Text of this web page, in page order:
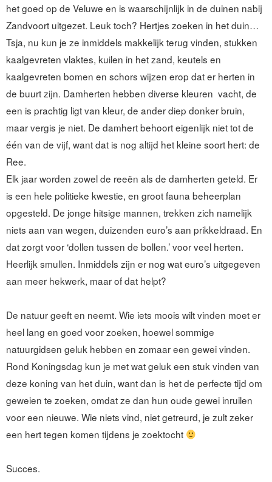
het goed op de Veluwe en is waarschijnlijk in de duinen nabij
Zandvoort uitgezet. Leuk toch? Hertjes zoeken in het duin…
Tsja, nu kun je ze inmiddels makkelijk terug vinden, stukken
kaalgevreten vlaktes, kuilen in het zand, keutels en
kaalgevreten bomen en schors wijzen erop dat er herten in
de buurt zijn. Damherten hebben diverse kleuren vacht, de
een is prachtig ligt van kleur, de ander diep donker bruin,
maar vergis je niet. De damhert behoort eigenlijk niet tot de
één van de vijf, want dat is nog altijd het kleine soort hert: de
Ree.
Elk jaar worden zowel de reeën als de damherten geteld. Er
is een hele politieke kwestie, en groot fauna beheerplan
opgesteld. De jonge hitsige mannen, trekken zich namelijk
niets aan van wegen, duizenden euro’s aan prikkeldraad. En
dat zorgt voor ‘dollen tussen de bollen.’ voor veel herten.
Heerlijk smullen. Inmiddels zijn er nog wat euro’s uitgegeven
aan meer hekwerk, maar of dat helpt?
De natuur geeft en neemt. Wie iets moois wilt vinden moet er
heel lang en goed voor zoeken, hoewel sommige
natuurgidsen geluk hebben en zomaar een gewei vinden.
Rond Koningsdag kun je met wat geluk een stuk vinden van
deze koning van het duin, want dan is het de perfecte tijd om
geweien te zoeken, omdat ze dan hun oude gewei inruilen
voor een nieuwe. Wie niets vind, niet getreurd, je zult zeker
een hert tegen komen tijdens je zoektocht
Succes.